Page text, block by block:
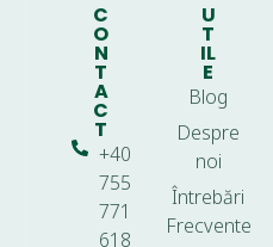
C
O
N
T
A
C
T
+40
755
771
618
U
T
IL
E
Blog
Despre
noi
Întrebări
Frecvente